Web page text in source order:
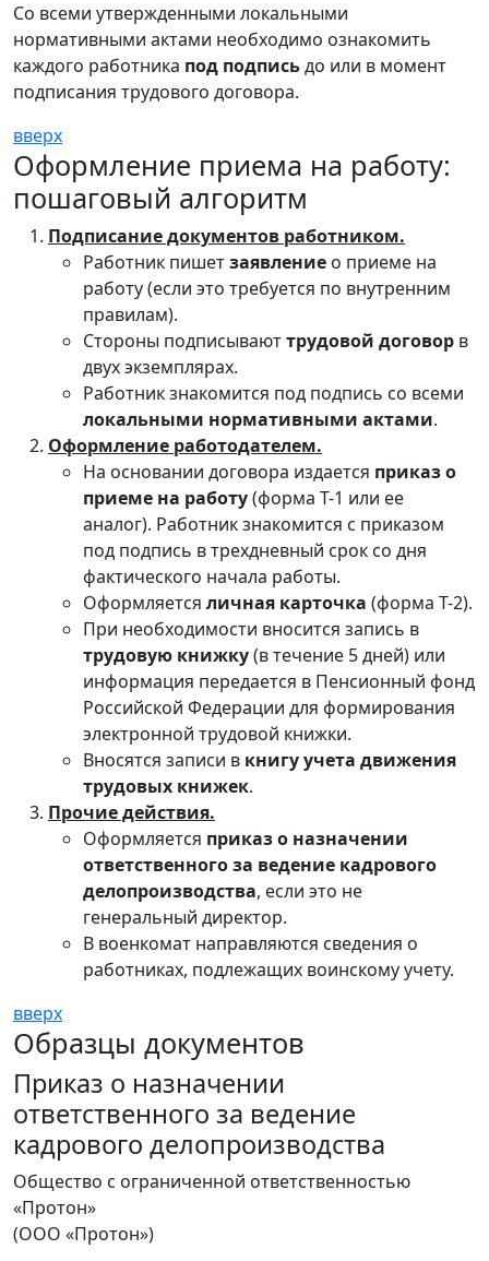
Со всеми утвержденными локальными
нормативными актами необходимо ознакомить
каждого работника под подписьдо или в момент
подписания трудового договора.
вверх
Оформление приема на работу:
пошаговый алгоритм
Подписание документов работником.
Работник пишетзаявление о приеме на
работу (если это требуется по внутренним
правилам).
Стороны подписываюттрудовой договор в
двух экземплярах.
Работник знакомится под подпись со всеми
локальными нормативными актами.
Оформление работодателем.
На основании договора издается приказ о
приеме на работу(форма Т-1 или ее
аналог). Работник знакомится с приказом
под подпись в трехдневный срок со дня
фактического начала работы.
Оформляется личная карточка (форма Т-2).
При необходимости вносится запись в
трудовую книжку(в течение 5 дней) или
информация передается в Пенсионный фонд
Российской Федерации для формирования
электронной трудовой книжки.
Вносятся записи в книгу учета движения
трудовых книжек.
Прочие действия.
Оформляется приказ о назначении
ответственного за ведение кадрового
делопроизводства, если это не
генеральный директор.
В военкомат направляются сведения о
работниках, подлежащих воинскому учету.
вверх
Образцы документов
Приказ о назначении
ответственного за ведение
кадрового делопроизводства
Общество с ограниченной ответственностью
«Протон»
(ООО «Протон»)